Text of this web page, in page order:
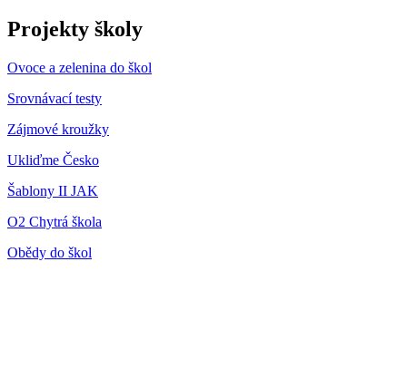
Projekty školy
Ovoce a zelenina do škol
Srovnávací testy
Zájmové kroužky
Ukliďme Česko
Šablony II JAK
O2 Chytrá škola
Obědy do škol